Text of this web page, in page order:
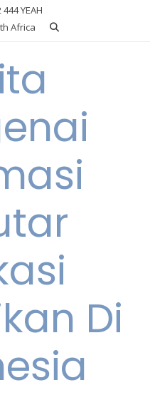
YEAH
Africa
Di